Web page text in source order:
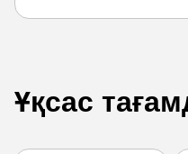
Ұқсас